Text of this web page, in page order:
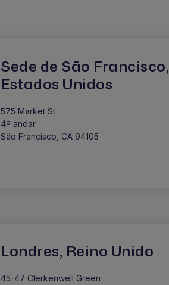
Sede de São Francisco,
Estados Unidos
575 Market St
4º andar
São Francisco, CA 94105
Londres, Reino Unido
45-47 Clerkenwell Green